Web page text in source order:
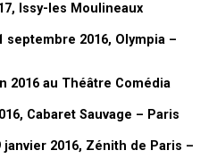
?
de tout ça, de toutes
ces années à la télé. Et puis
parce que Dorothée, je l’ai
Issy-les Moulineaux
septembre 2016, Olympia –
2016 au Théâtre Comédia
Cabaret Sauvage – Paris
2016, Zénith de Paris –